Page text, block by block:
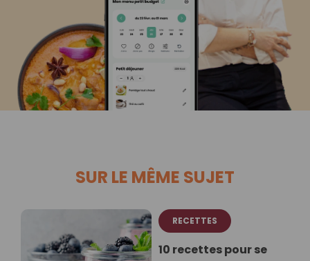
SUR LE MÊME SUJET
RECETTES
10 recettes pour se